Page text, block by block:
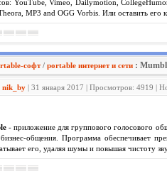
YouTube, Vimeo, Dailymotion,
MP3 and OGG Vorbis. Или оставить его
софт/ portable интернет и сети :
nik_by | 31 января 2017 | Просмотров: 4919 |
- приложение для группового голосового
общения. Программа обеспечивает
его, удаляя шумы и повышая чистоту